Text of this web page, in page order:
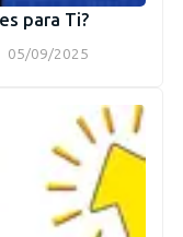
para Ti?
05/09/2025